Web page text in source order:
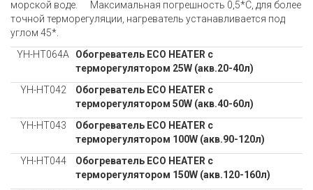
морской воде. Максимальная погрешность 0,5*С, для более
точной терморегуляции, нагреватель устанавливается под
углом 45*.
YH-HT064A
Обогреватель ECO HEATER с
терморегулятором 25W (акв.20-40л)
YH-HT042
Обогреватель ECO HEATER с
терморегулятором 50W (акв.40-60л)
YH-HT043
Обогреватель ECO HEATER с
терморегулятором 100W (акв.90-120л)
YH-HT044
Обогреватель ECO HEATER с
терморегулятором 150W (акв.120-160л)